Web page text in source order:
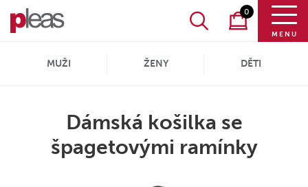
0
MENU
MUŽI ŽENY DĚTI
Dámská košilka se
špagetovými ramínky